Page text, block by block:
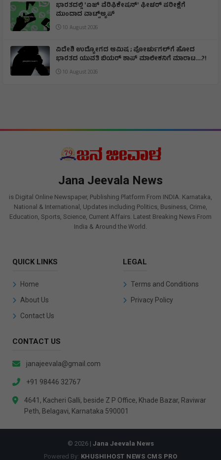
ಭಾರತದಲ್ಲಿ ʼಏಜ್ ವೆರಿಫಿಕೇಷನ್ʼ ಫೀಚರ್‌ ಪರೀಕ್ಷೆಗೆ
ಮುಂದಾದ ವಾಟ್ಸ್ಆ್ಯಪ್‌
10 August 2026
ವಿದೇಶಿ ಉದ್ಯೋಗದ ಆಮಿಷ ; ಪೋರ್ಚುಗಲ್‌ಗೆ ಹೋದ
ಭಾರತದ ಯುವತಿ ಬಿಯರ್ ಶಾಪ್‌ ಮಾಲೀಕನಿಗೆ ಮಾರಾಟ….?!
10 August 2026
Jana Jeevala News
is Digital Online Newspaper, Publishing Platform From INDIA. Karnataka,
National & International, Updates including Politics, Business, Crime,
Education, Sports, Science, Current Affairs. Latest Breaking News From
India & Around the World.
QUICK LINKS
Home
About Us
Contact Us
LEGAL
Terms and Conditions
Privacy Policy
CONTACT US
janajeevala@gmail.com
+91 98446 32767
4641, Kacheri Galli, beside Z P Office, Khade Bazar, Raviwar
Peth, Belagavi, Karnataka 590001
© 2026 | Jana Jeevala News
Powered By: KHUSHIHOST NEWS CMS PRO